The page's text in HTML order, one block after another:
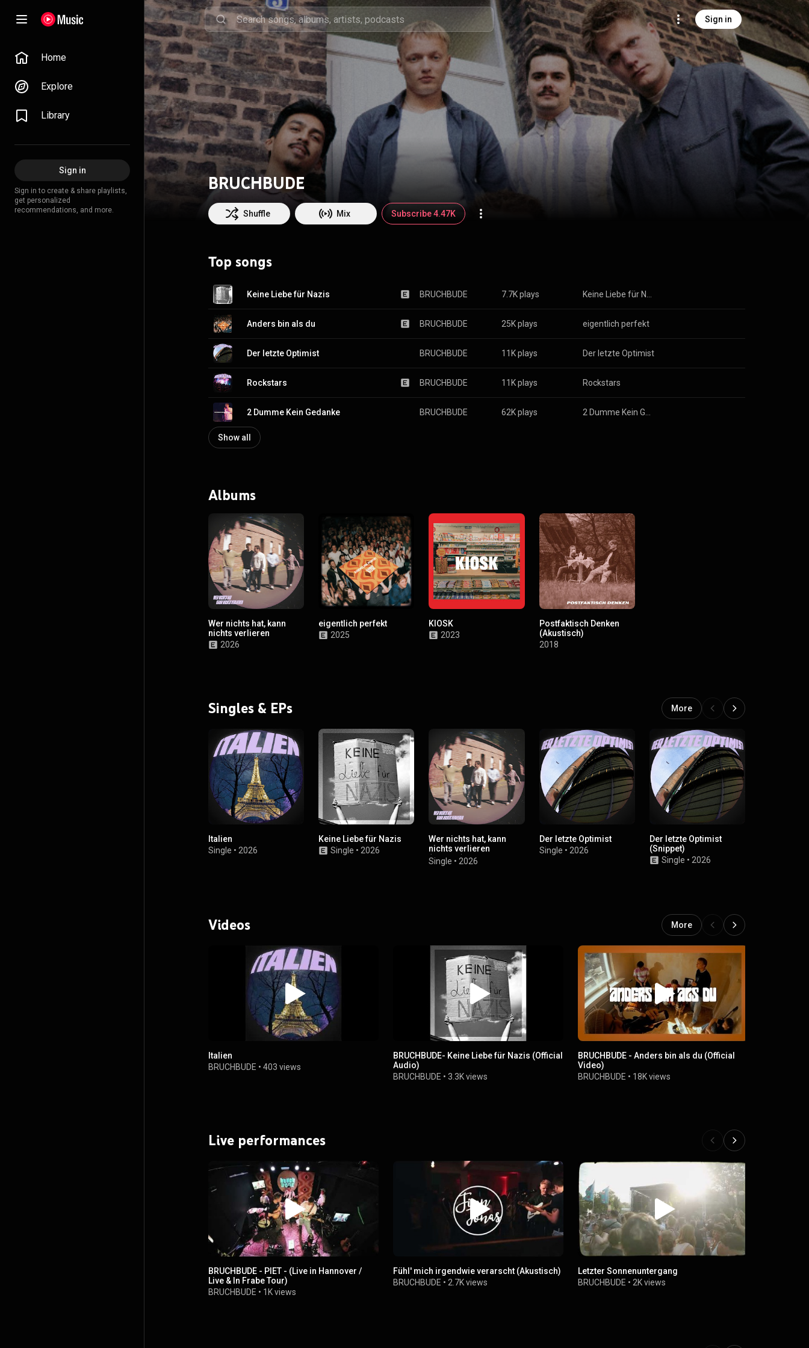
Sign in
Home
Explore
Library
Sign in
Sign in to create & share playlists,
get personalized
recommendations, and more.
BRUCHBUDE
Shuffle Mix Subscribe 4.47K
Top songs
Keine Liebe für Nazis BRUCHBUDE 7.7K plays
Anders bin als du BRUCHBUDE 25K plays eigentlich perfekt
Der letzte Optimist BRUCHBUDE 11K plays Der letzte Optimist
Rockstars BRUCHBUDE 11K plays Rockstars
2 Dumme Kein Gedanke BRUCHBUDE 62K plays
Show all
Albums
Wer nichts hat, kann
nichts verlieren
2026
eigentlich perfekt
2025
KIOSK
2023
Postfaktisch Denken
(Akustisch)
2018
Singles & EPs More
Italien
Single • 2026
Keine Liebe für Nazis
Single •2026
Wer nichts hat, kann
nichts verlieren
(Snippet)
Single • 2026
Der letzte Optimist
Single • 2026
Der letzte Optimist
(Snippet)
Single • 2026
Videos More
Italien
BRUCHBUDE • 403 views
BRUCHBUDE- Keine Liebe für Nazis (Official
Audio)
BRUCHBUDE •3.3K views
BRUCHBUDE - Anders bin als du (Official
Video)
BRUCHBUDE • 18K views
Live performances
BRUCHBUDE - PIET - (Live in Hannover /
Live & In Frabe Tour)
BRUCHBUDE • 1K views
Fühl' mich irgendwie verarscht (Akustisch)
BRUCHBUDE •2.7K views
Letzter Sonnenuntergang
BRUCHBUDE •2K views